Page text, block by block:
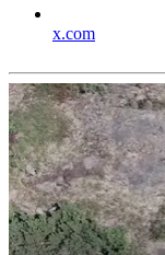
x.com